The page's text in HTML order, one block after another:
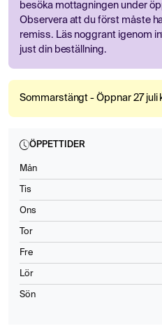
besöka mottagningen under
Observera att du först måste
remiss. Läs noggrant igenom
just din beställning.
Sommarstängt - Öppnar 27 juli
ÖPPETTIDER
Mån
Tis
Ons
Tor
Fre
Lör
Sön